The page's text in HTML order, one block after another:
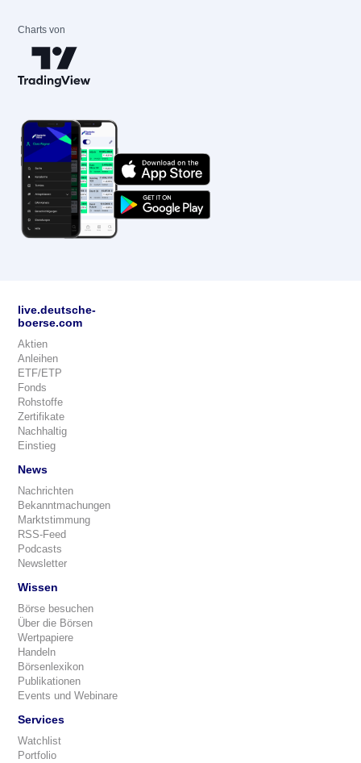
Charts von
live.deutsche-
boerse.com
Aktien
Anleihen
ETF/ETP
Fonds
Rohstoffe
Zertifikate
Nachhaltig
Einstieg
News
Nachrichten
Bekanntmachungen
Marktstimmung
RSS-Feed
Podcasts
Newsletter
Wissen
Börse besuchen
Über die Börsen
Wertpapiere
Handeln
Börsenlexikon
Publikationen
Events und Webinare
Services
Watchlist
Portfolio